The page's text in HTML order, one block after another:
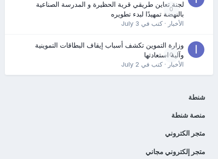
0
لجنة تعاين طريقي قرية الحظيرة و المدرسة الصناعية
بالنهضة تمهيدًا لبدء تطويره
الأخبار· كتب في July 3
0
وزارة التموين تكشف أسباب إيقاف البطاقات التموينية
وآلية استعادتها
الأخبار· كتب في July 2
شنطة
منصة شنطة
متجر الكتروني
متجر إلكتروني مجاني